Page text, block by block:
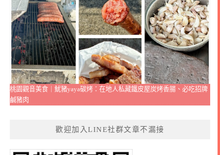
桃園觀音美食｜魷豬yaya碳烤：在地人私藏鐵皮屋炭烤香腸、必吃招牌
鹹豬肉
歡迎加入LINE社群文章不漏接